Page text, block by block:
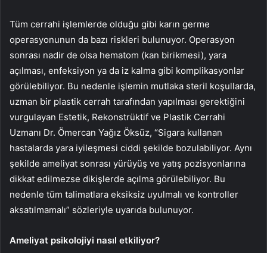
Tüm cerrahi işlemlerde olduğu gibi karın germe
operasyonunun da bazı riskleri bulunuyor. Operasyon
sonrası nadir de olsa hematom (kan birikmesi), yara
açılması, enfeksiyon ya da iz kalma gibi komplikasyonlar
görülebiliyor. Bu nedenle işlemin mutlaka steril koşullarda,
uzman bir plastik cerrah tarafından yapılması gerektiğini
vurgulayan Estetik, Rekonstrüktif ve Plastik Cerrahi
Uzmanı Dr. Ömercan Yağız Öksüz, “Sigara kullanan
hastalarda yara iyileşmesi ciddi şekilde bozulabiliyor. Aynı
şekilde ameliyat sonrası yürüyüş ve yatış pozisyonlarına
dikkat edilmezse dikişlerde açılma görülebiliyor. Bu
nedenle tüm talimatlara eksiksiz uyulmalı ve kontroller
aksatılmamalı” sözleriyle uyarıda bulunuyor.
Ameliyat psikolojiyi nasıl etkiliyor?